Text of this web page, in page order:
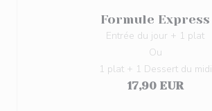
Formule Express
Entrée du jour + 1 plat
Ou
1 plat + 1 Dessert du midi
17,90 EUR